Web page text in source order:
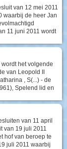
van 12 mei 2011
waarbij de heer Jan
11 juni 2011 wordt
het volgende
van Leopold II
, S(...) - de
Spelend lid en
van 11 april
van 19 juli 2011
hof van beroep te
juli 2011 waarbij